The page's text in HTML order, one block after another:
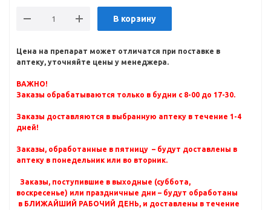
В корзину
Цена на препарат может отличатся при поставке в
аптеку, уточняйте цены у менеджера.
ВАЖНО!
Заказы обрабатываются только в будни с 8-00 до 17-30.
Заказы доставляются в выбранную аптеку в течение 1-4
дней!
Заказы, обработанные в пятницу – будут доставлены в
аптеку в понедельник или во вторник.
Заказы, поступившие в выходные (суббота,
воскресенье) или праздничные дни – будут обработаны
в БЛИЖАЙШИЙ РАБОЧИЙ ДЕНЬ, и доставлены в течение